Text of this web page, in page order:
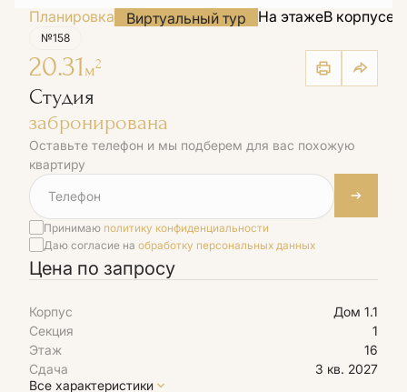
Планировка Виртуальный тур На этажеВ корпусе
№158
20.31м2
Студия
забронирована
Оставьте телефон и мы подберем для вас похожую
квартиру
Принимаю политику конфиденциальности
Даю согласие на обработку персональных данных
Цена по запросу
Корпус
Дом 1.1
Секция
1
Этаж
16
Сдача
3 кв. 2027
Все характеристики